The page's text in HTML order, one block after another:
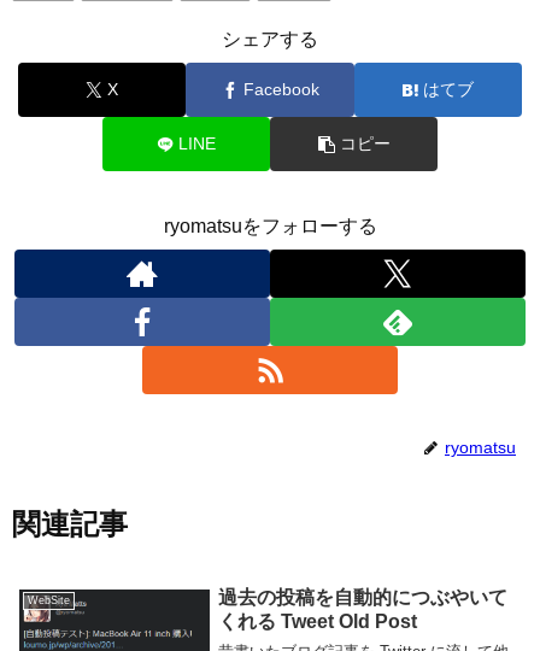
シェアする
X Facebook はてブ
LINE コピー
ryomatsuをフォローする
ryomatsu
関連記事
WebSite
過去の投稿を自動的につぶやいて
くれる Tweet Old Post